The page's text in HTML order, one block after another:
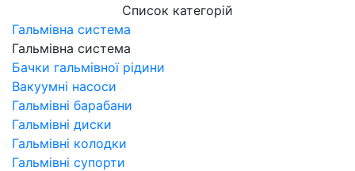
Список категорій
Гальмівна система
Гальмівна система
Бачки гальмівної рідини
Вакуумні насоси
Гальмівні барабани
Гальмівні диски
Гальмівні колодки
Гальмівні супорти